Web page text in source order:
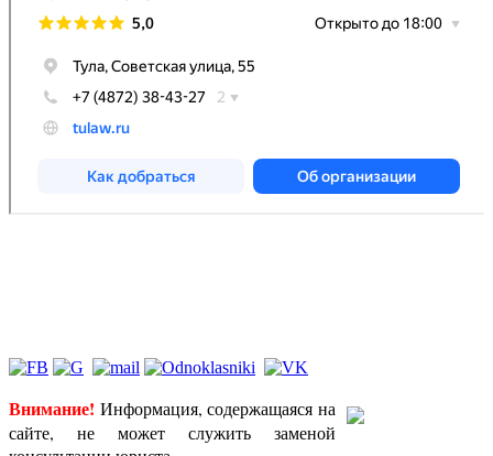
Внимание! Информация, содержащаяся на
сайте, не может служить заменой